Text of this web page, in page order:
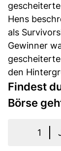
Hens
als
Gewinner
den
Findest
Börse
1